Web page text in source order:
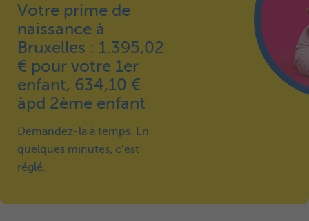
Votre prime de
naissance à
Bruxelles : 1.395,02
€ pour votre 1er
enfant, 634,10 €
àpd 2ème enfant
Demandez-la à temps. En
quelques minutes, c’est
réglé.